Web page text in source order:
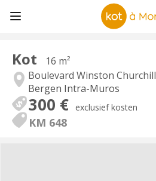
Kot
16 m²
Boulevard Winston Churchill
Bergen Intra-Muros
300 € exclusief kosten
KM 648